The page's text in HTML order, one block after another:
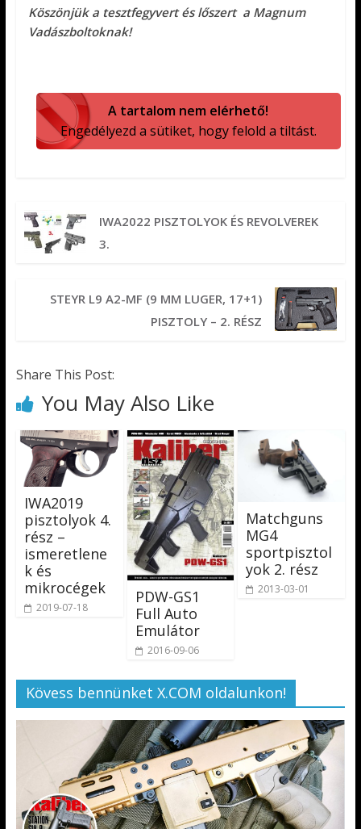
Köszönjük a tesztfegyvert és lőszert a Magnum
Vadászboltoknak!
A tartalom nem elérhető!
Engedélyezd a sütiket, hogy felold a tiltást.
IWA2022 PISZTOLYOK ÉS REVOLVEREK
3.
STEYR L9 A2-MF (9 MM LUGER, 17+1)
PISZTOLY – 2. RÉSZ
Share This Post:
You May Also Like
IWA2019
pisztolyok 4.
rész –
ismeretlene
k és
mikrocégek
2019-07-18
PDW-GS1
Full Auto
Emulátor
2016-09-06
Matchguns
MG4
sportpisztol
yok 2. rész
2013-03-01
Kövess bennünket X.COM oldalunkon!